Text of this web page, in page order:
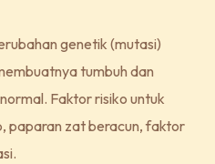
genetik (mutasi)
tumbuh dan
Faktor risiko untuk
paparan zat beracun, faktor